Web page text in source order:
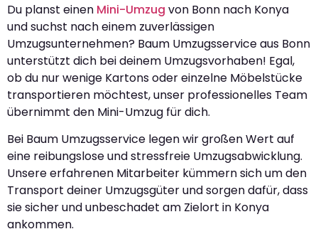
Du planst einen Mini-Umzug von Bonn nach Konya
und suchst nach einem zuverlässigen
Umzugsunternehmen? Baum Umzugsservice aus Bonn
unterstützt dich bei deinem Umzugsvorhaben! Egal,
ob du nur wenige Kartons oder einzelne Möbelstücke
transportieren möchtest, unser professionelles Team
übernimmt den Mini-Umzug für dich.
Bei Baum Umzugsservice legen wir großen Wert auf
eine reibungslose und stressfreie Umzugsabwicklung.
Unsere erfahrenen Mitarbeiter kümmern sich um den
Transport deiner Umzugsgüter und sorgen dafür, dass
sie sicher und unbeschadet am Zielort in Konya
ankommen.